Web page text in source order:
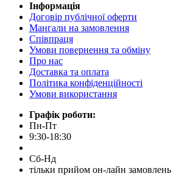
Інформація
Договір публічної оферти
Мангали на замовлення
Співпраця
Умови повернення та обміну
Про нас
Доставка та оплата
Політика конфіденційності
Умови використання
Графік роботи:
Пн-Пт
9:30-18:30
Сб-Нд
тільки прийом он-лайн замовлень